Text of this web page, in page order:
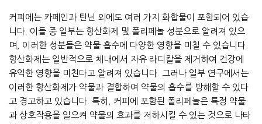
커피에는 카페인과 탄닌 외에도 여러 가지 화합물이 포함되어 있습
니다. 이들 중 일부는 항산화제 및 폴리페놀 성분으로 알려져 있으
며, 이러한 성분들은 약물 흡수에 다양한 영향을 미칠 수 있습니다.
항산화제는 일반적으로 체내에서 자유 라디칼을 제거하여 건강에
유익한 영향을 미친다고 알려져 있습니다. 그러나 일부 연구에서는
이러한 항산화제가 약물과 결합하여 약물의 흡수를 방해할 수 있다
고 경고하고 있습니다. 특히, 커피에 포함된 폴리페놀은 특정 약물
과 상호작용을 일으켜 약물의 효과를 저하시킬 수 있는 것으로 나타